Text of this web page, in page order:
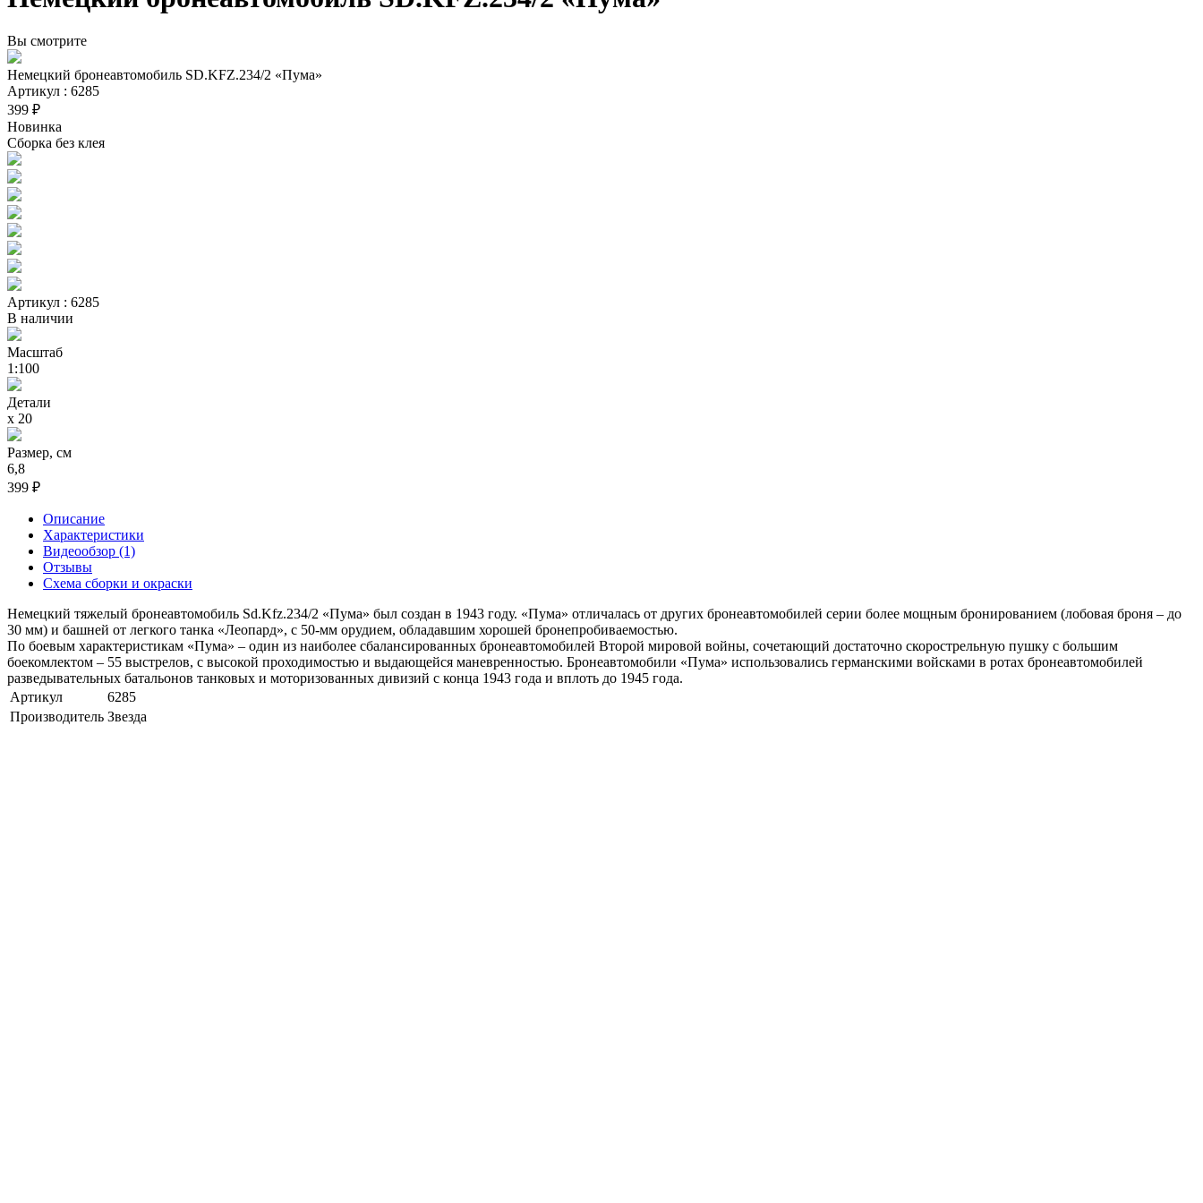
Вы смотрите
Немецкий бронеавтомобиль SD.KFZ.234/2 «Пума»
Артикул : 6285
399 ₽
Новинка
Сборка без клея
Артикул : 6285
В наличии
Масштаб
1:100
Детали
х 20
Размер, см
6,8
399 ₽
Описание
Характеристики
Видеообзор (1)
Отзывы
Схема сборки и окраски
Немецкий тяжелый бронеавтомобиль Sd.Kfz.234/2 «Пума» был создан в 1943 году. «Пума» отличалась от других бронеавтомобилей серии более мощным бронированием (лобовая броня – до
30 мм) и башней от легкого танка «Леопард», с 50-мм орудием, обладавшим хорошей бронепробиваемостью.
По боевым характеристикам «Пума» – один из наиболее сбалансированных бронеавтомобилей Второй мировой войны, сочетающий достаточно скорострельную пушку с большим
боекомлектом – 55 выстрелов, с высокой проходимостью и выдающейся маневренностью. Бронеавтомобили «Пума» использовались германскими войсками в ротах бронеавтомобилей
разведывательных батальонов танковых и моторизованных дивизий с конца 1943 года и вплоть до 1945 года.
Артикул
6285
Производитель Звезда